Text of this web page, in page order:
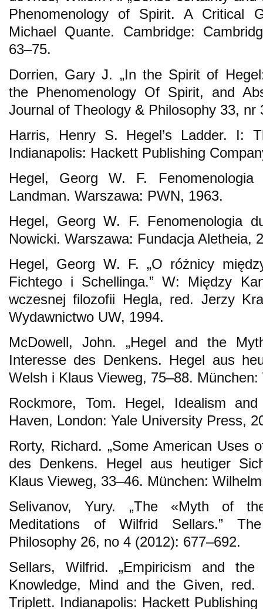
Phenomenology of Spirit. A Critical
Michael Quante. Cambridge:
63–75.
Dorrien, Gary J. „In the Spirit of
the Phenomenology Of Spirit, and
Journal of Theology & Philosophy 33, nr
Harris, Henry S. Hegel’s Ladder. I:
Indianapolis: Hackett Publishing
Hegel, Georg W. F. Fenomenologia
Landman. Warszawa: PWN, 1963.
Hegel, Georg W. F. Fenomenologia
Nowicki. Warszawa: Fundacja Aletheia,
Hegel, Georg W. F. „O różnicy
Fichtego i Schellinga.” W: Między
wczesnej filozofii Hegla, red. Jerzy
Wydawnictwo UW, 1994.
McDowell, John. „Hegel and the
Interesse des Denkens. Hegel aus
Welsh i Klaus Vieweg, 75–88.
Rockmore, Tom. Hegel, Idealism
Haven, London: Yale University Press,
Rorty, Richard. „Some American Uses
des Denkens. Hegel aus heutiger
Klaus Vieweg, 33–46. München:
Selivanov, Yury. „The «Myth of
Meditations of Wilfrid Sellars.”
Philosophy 26, no 4 (2012): 677–692.
Sellars, Wilfrid. „Empiricism and
Knowledge, Mind and the Given,
Triplett. Indianapolis: Hackett